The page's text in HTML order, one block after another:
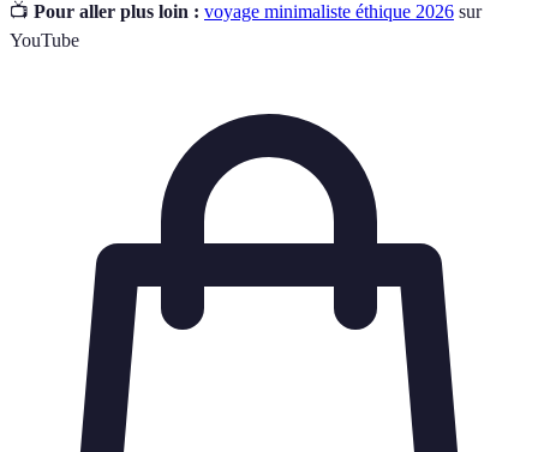
📺 Pour aller plus loin : voyage minimaliste éthique 2026 sur
YouTube